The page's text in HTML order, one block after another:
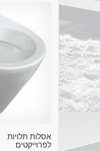
אסלות תלויות
לפרוייקטים